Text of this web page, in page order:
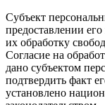
Субъект
предоставлении
их обработку
Согласие на
дано субъектом
подтвердить факт
установлено